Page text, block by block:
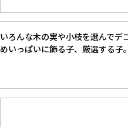
いろんな木の実や小枝を選んでデ
めいっぱいに飾る子、厳選する子